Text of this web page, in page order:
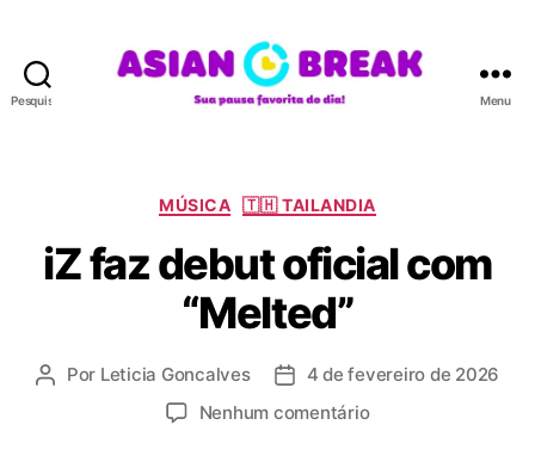
Pesquisar
A
B
R
E
A
Menu
C
t
e
g
o
a
MÚSICA 🇹🇭 TAILANDIA
iZ faz debut oficial com
“Melted”
A Por Leticia Goncalves
D 4 de fevereiro de 2026
Nenhum comentárioe